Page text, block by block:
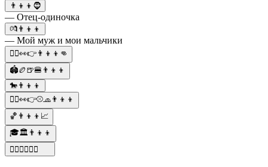
👨‍👦‍👦🧔
— Отец-одиночка
💏👨‍👦‍👦
— Мой муж и мои мальчики
🧑‍⚖️👀👉👨‍👦‍👦👊
🏟️🏉🍺🍔👨‍👦‍👦
🐎👨‍👦‍👦
🧑‍⚖️👀👉⚾️🧢👨‍👦‍👦
🏀👨‍👦‍👦📈
🎓🏛️👨‍👦‍👦
🏊‍♂️👨‍👦‍👦👙